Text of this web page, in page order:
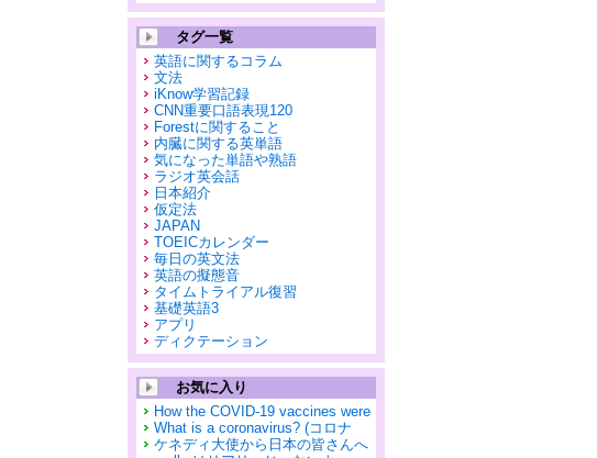
タグ一覧
英語に関するコラム
文法
iKnow学習記録
CNN重要口語表現120
Forestに関すること
内臓に関する英単語
気になった単語や熟語
ラジオ英会話
日本紹介
仮定法
JAPAN
TOEICカレンダー
毎日の英文法
英語の擬態音
タイムトライアル復習
基礎英語3
アプリ
ディクテーション
お気に入り
How the COVID-19 vaccines were
What is a coronavirus? (コロナ
ケネディ大使から日本の皆さんへ